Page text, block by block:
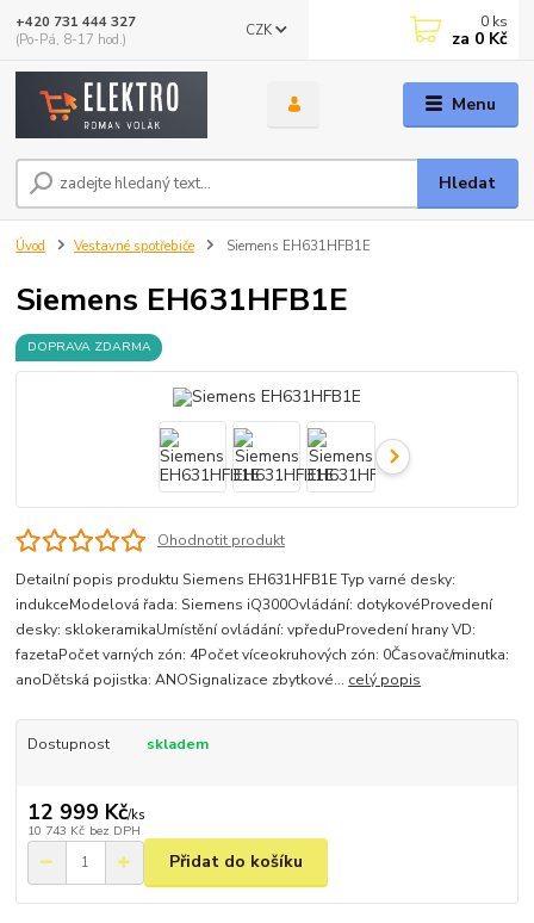
Menu
CZK
Hledat
+420 731 444 327
(Po-Pá, 8-17 hod.)
0 ks
za 0 Kč
Úvod Vestavné spotřebiče Siemens EH631HFB1E
Siemens EH631HFB1E
DOPRAVA ZDARMA
Ohodnotit produkt
Detailní popis produktu Siemens EH631HFB1E Typ varné desky:
indukceModelová řada: Siemens iQ300Ovládání: dotykovéProvedení
desky: sklokeramikaUmístění ovládání: vpředuProvedení hrany VD:
fazetaPočet varných zón: 4Počet víceokruhových zón: 0Časovač/minutka:
anoDětská pojistka: ANOSignalizace zbytkové... celý popis
Dostupnost skladem
12 999 Kč/ks
10 743 Kč bez DPH
Přidat do košíku